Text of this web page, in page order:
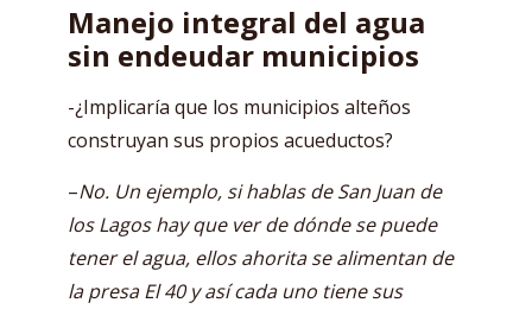
Manejo integral del agua
sin endeudar municipios
-¿Implicaría que los municipios alteños
construyan sus propios acueductos?
–No. Un ejemplo, si hablas de San Juan de
los Lagos hay que ver de dónde se puede
tener el agua, ellos ahorita se alimentan de
la presa El 40 y así cada uno tiene sus